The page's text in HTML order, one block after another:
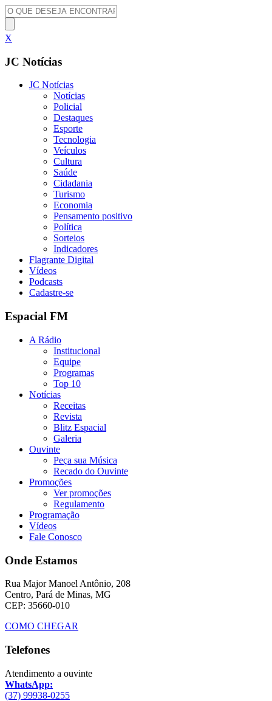
X
JC Notícias
JC Notícias
Notícias
Policial
Destaques
Esporte
Tecnologia
Veículos
Cultura
Saúde
Cidadania
Turismo
Economia
Pensamento positivo
Política
Sorteios
Indicadores
Flagrante Digital
Vídeos
Podcasts
Cadastre-se
Espacial FM
A Rádio
Institucional
Equipe
Programas
Top 10
Notícias
Receitas
Revista
Blitz Espacial
Galeria
Ouvinte
Peça sua Música
Recado do Ouvinte
Promoções
Ver promoções
Regulamento
Programação
Vídeos
Fale Conosco
Onde Estamos
Rua Major Manoel Antônio, 208
Centro, Pará de Minas, MG
CEP: 35660-010
COMO CHEGAR
Telefones
Atendimento a ouvinte
WhatsApp:
(37) 99938-0255